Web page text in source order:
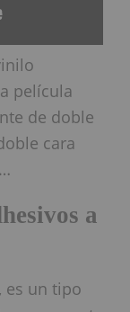
película
de doble
cara
a
es un tipo